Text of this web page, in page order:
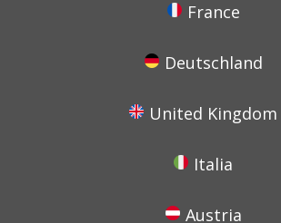
France
Deutschland
United Kingdom
Italia
Austria